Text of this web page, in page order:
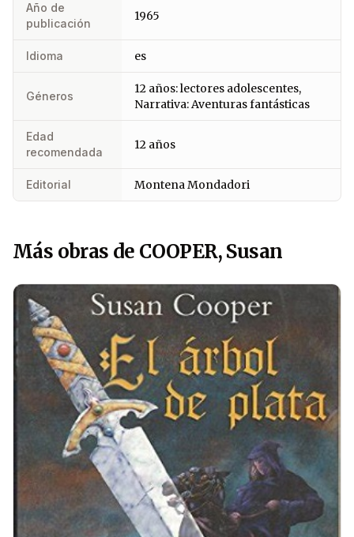
Año de
publicación
1965
Idioma es
Géneros
12 años: lectores adolescentes,
Narrativa: Aventuras fantásticas
Edad
recomendada
12 años
Editorial Montena Mondadori
Más obras de COOPER, Susan